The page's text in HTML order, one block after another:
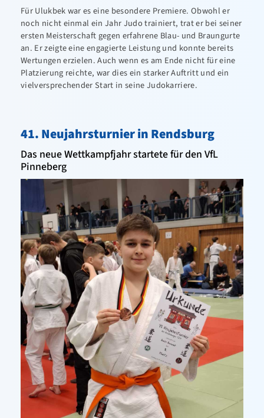
Für Ulukbek war es eine besondere Premiere. Obwohl er
noch nicht einmal ein Jahr Judo trainiert, trat er bei seiner
ersten Meisterschaft gegen erfahrene Blau- und Braungurte
an. Er zeigte eine engagierte Leistung und konnte bereits
Wertungen erzielen. Auch wenn es am Ende nicht für eine
Platzierung reichte, war dies ein starker Auftritt und ein
vielversprechender Start in seine Judokarriere.
41. Neujahrsturnier in Rendsburg
Das neue Wettkampfjahr startete für den VfL
Pinneberg